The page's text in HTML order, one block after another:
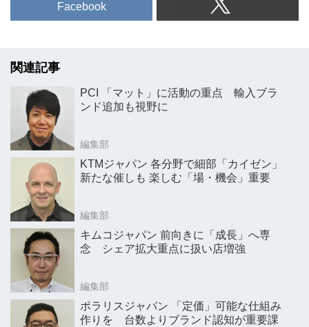
Facebook
関連記事
PCI 「マット」に活動の重点 輸入ブラ
ンド追加も視野に
編集部
KTMジャパン 各分野で細部「カイゼン」
新たな催しも 楽しむ「場・機会」重要
編集部
キムコジャパン 前向きに「成長」へ専
念 シェア拡大重点に扱い店増強
編集部
ポラリスジャパン 「定価」可能な仕組み
作りを 台数よりブランド認知が重要課